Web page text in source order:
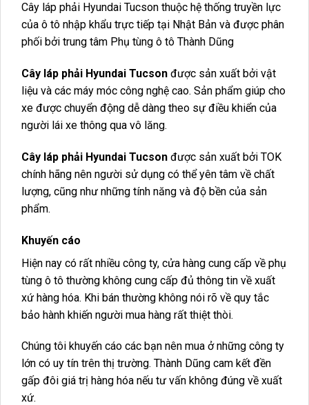
Cây láp phải Hyundai Tucson thuộc hệ thống truyền lực
của ô tô nhập khẩu trực tiếp tại Nhật Bản và được phân
phối bởi trung tâm Phụ tùng ô tô Thành Dũng
Cây láp phải Hyundai Tucson được sản xuất bởi vật
liệu và các máy móc công nghệ cao. Sản phẩm giúp cho
xe được chuyển động dễ dàng theo sự điều khiển của
người lái xe thông qua vô lăng.
Cây láp phải Hyundai Tucson được sản xuất bởi TOK
chính hãng nên người sử dụng có thể yên tâm về chất
lượng, cũng như những tính năng và độ bền của sản
phẩm.
Khuyến cáo
Hiện nay có rất nhiều công ty, cửa hàng cung cấp về phụ
tùng ô tô thường không cung cấp đủ thông tin về xuất
xứ hàng hóa. Khi bán thường không nói rõ về quy tắc
bảo hành khiến người mua hàng rất thiệt thòi.
Chúng tôi khuyến cáo các bạn nên mua ở những công ty
lớn có uy tín trên thị trường. Thành Dũng cam kết đền
gấp đôi giá trị hàng hóa nếu tư vấn không đúng về xuất
xứ.